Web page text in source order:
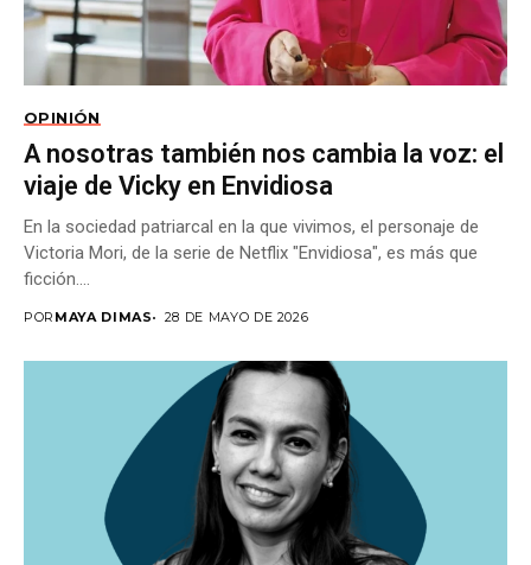
OPINIÓN
A nosotras también nos cambia la voz: el
viaje de Vicky en Envidiosa
En la sociedad patriarcal en la que vivimos, el personaje de
Victoria Mori, de la serie de Netflix "Envidiosa", es más que
ficción....
POR MAYA DIMAS 28 DE MAYO DE 2026